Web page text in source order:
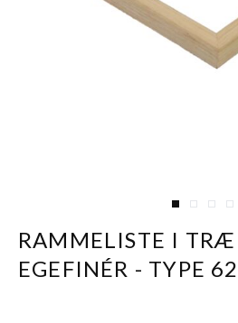
ViewView
RAMMELISTE I TRÆ
EGEFINÉR - TYPE